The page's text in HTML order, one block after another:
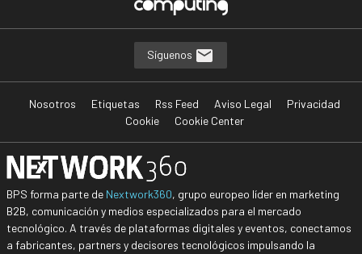
Síguenos
Nosotros Etiquetas Rss Feed Aviso Legal
Privacidad
Cookie
Cookie Center
BPS forma parte de Nextwork360, grupo europeo líder en marketing
B2B, comunicación y medios especializados para el mercado
tecnológico. A través de plataformas digitales y eventos, conectamos
a fabricantes, partners y decisores tecnológicos impulsando la